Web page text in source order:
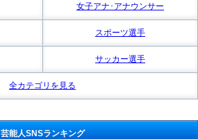
女子アナ･アナウンサー
スポーツ選手
サッカー選手
全カテゴリを見る
芸能人SNSランキング